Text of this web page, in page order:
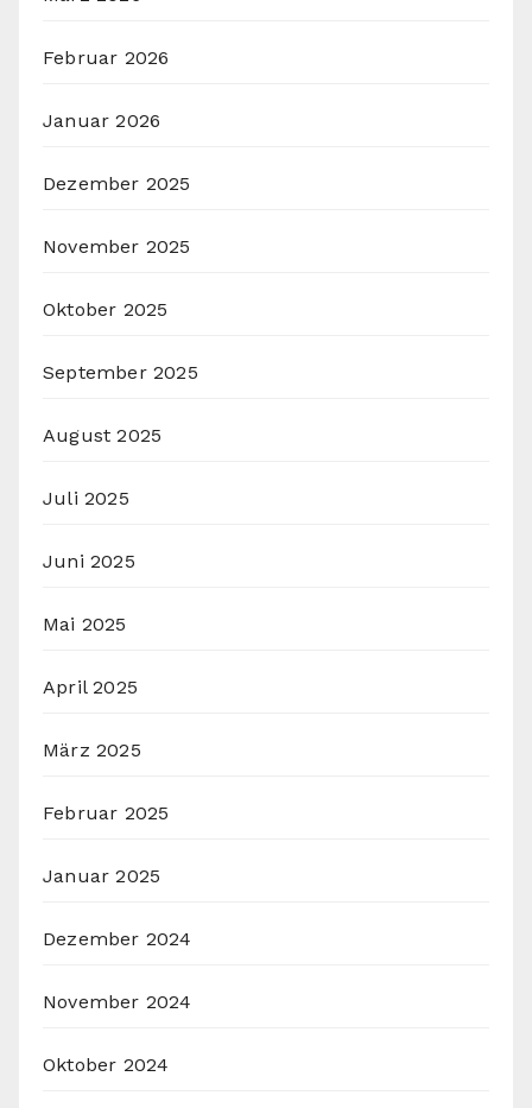
Februar 2026
Januar 2026
Dezember 2025
November 2025
Oktober 2025
September 2025
August 2025
Juli 2025
Juni 2025
Mai 2025
April 2025
März 2025
Februar 2025
Januar 2025
Dezember 2024
November 2024
Oktober 2024